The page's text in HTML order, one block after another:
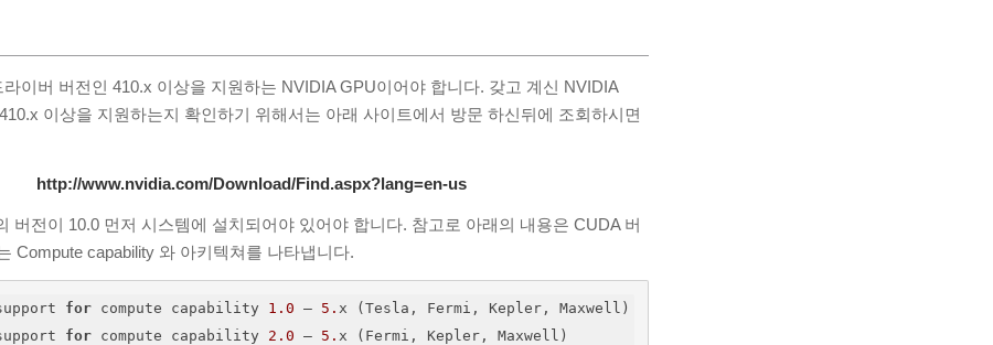
이버 버전인 410.x 이상을 지원하는 NVIDIA GPU이어야 합니다. 갖고 계신 NVIDIA
이상을 지원하는지 확인하기 위해서는 아래 사이트에서 방문 하신뒤에 조회하시면
http://www.nvidia.com/Download/Find.aspx?lang=en-us
버전이 10.0 먼저 시스템에 설치되어야 있어야 합니다. 참고로 아래의 내용은 CUDA 버
Compute capability 와 아키텍쳐를 나타냅니다.
for compute capability 1.0 – 5. x (Tesla, Fermi, Kepler, Maxwell)
for compute capability 2.0 – 5. x (Fermi, Kepler, Maxwell)